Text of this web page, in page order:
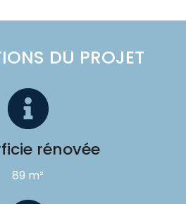
DU PROJET
rénovée
89 m²